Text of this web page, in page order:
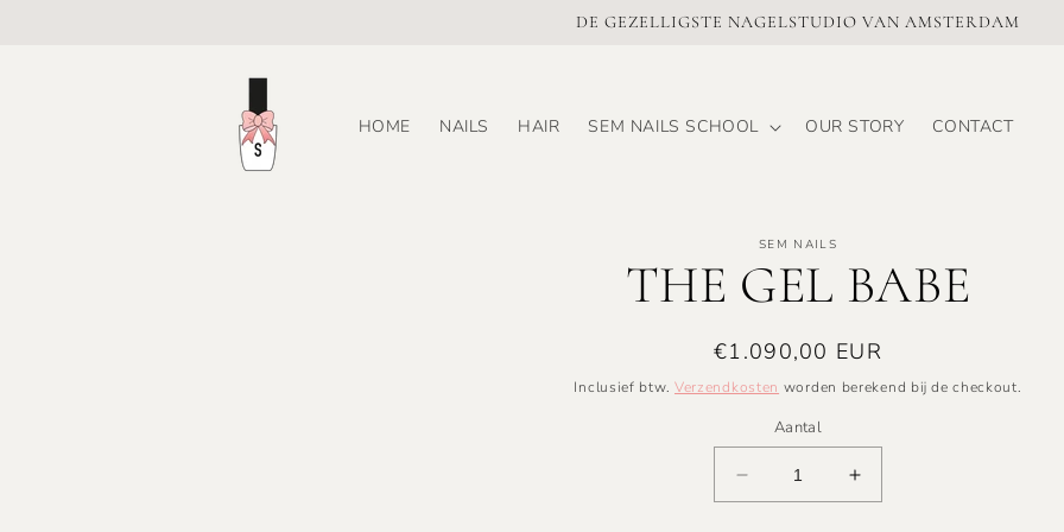
DE GEZELLIGSTE NAGELSTUDIO VAN AMSTERDAM
HOME NAILS HAIR SEM NAILS SCHOOL OUR STORY CONTACT
SEM NAILS
THE GEL BABE
Normale
prijs
€1.090,00 EUR
Inclusief btw. Verzendkosten worden berekend bij de checkout.
Aantal
Aantal
verlagen
Aantal
verhogen